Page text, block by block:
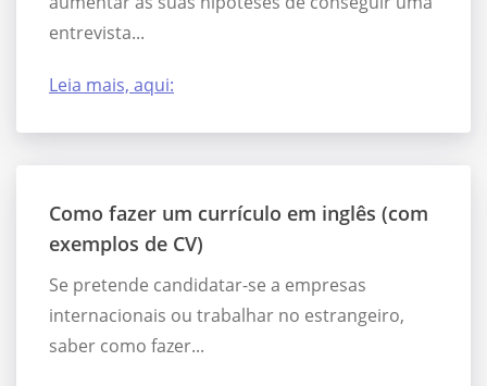
entrevista...
Leia mais, aqui:
Como fazer um currículo em inglês (com
exemplos de CV)
Se pretende candidatar-se a empresas
internacionais ou trabalhar no estrangeiro,
saber como fazer...